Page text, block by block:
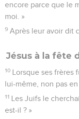
encore parce que le
moi. »
9 Après leur avoir dit
Jésus à la fête
10 Lorsque ses frères
lui-même, non pas
11 Les Juifs le
est-il ? »